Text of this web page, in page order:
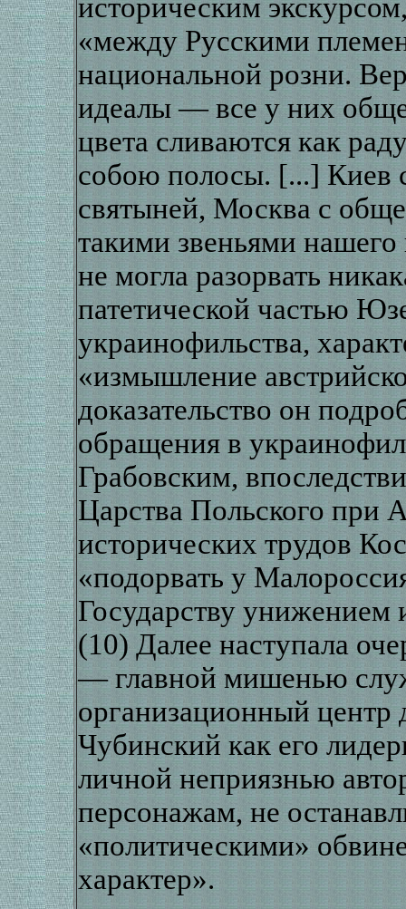
историческим
«между Русскими
национальной розни.
идеалы — все у них
цвета сливаются как
собою полосы. [...] Киев
святыней, Москва с
такими звеньями
не могла разорвать
патетической частью
украинофильства,
«измышление
доказательство он
обращения в
Грабовским,
Царства Польского при
исторических трудов
«подорвать у
Государству унижением
(10) Далее наступала
— главной мишенью
организационный
Чубинский как его
личной неприязнью
персонажам, не
«политическими»
характер».